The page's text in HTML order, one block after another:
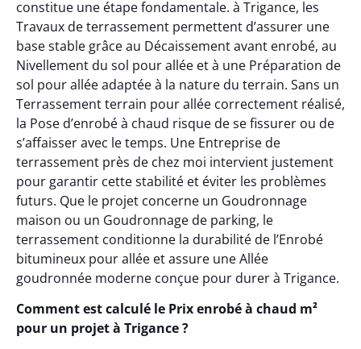
constitue une étape fondamentale. à Trigance, les
Travaux de terrassement permettent d’assurer une
base stable grâce au Décaissement avant enrobé, au
Nivellement du sol pour allée et à une Préparation de
sol pour allée adaptée à la nature du terrain. Sans un
Terrassement terrain pour allée correctement réalisé,
la Pose d’enrobé à chaud risque de se fissurer ou de
s’affaisser avec le temps. Une Entreprise de
terrassement près de chez moi intervient justement
pour garantir cette stabilité et éviter les problèmes
futurs. Que le projet concerne un Goudronnage
maison ou un Goudronnage de parking, le
terrassement conditionne la durabilité de l’Enrobé
bitumineux pour allée et assure une Allée
goudronnée moderne conçue pour durer à Trigance.
Comment est calculé le Prix enrobé à chaud m²
pour un projet à Trigance ?